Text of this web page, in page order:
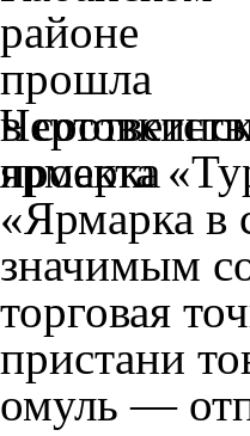
в
проекта
«Ярмарка в
значимым
торговая
пристани
омуль —